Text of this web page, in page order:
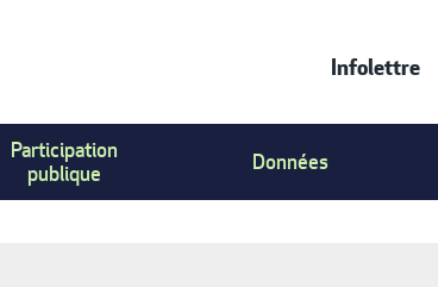
Menu
Infolettre
Participation
publique
Données